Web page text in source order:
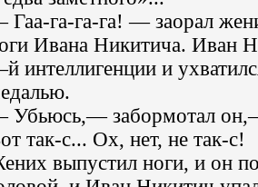
га-га-га! — заорал
Ивана Никитича. Иван
интеллигенции и
Убьюсь,— забормотал
так-с... Ох, нет, не так-с!
выпустил ноги, и он